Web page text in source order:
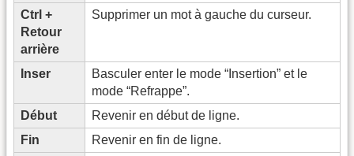
Ctrl +
Retour
arrière
Supprimer un mot à gauche du curseur.
Inser
Basculer enter le mode “Insertion” et le
mode “Refrappe”.
Début
Revenir en début de ligne.
Fin
Revenir en fin de ligne.